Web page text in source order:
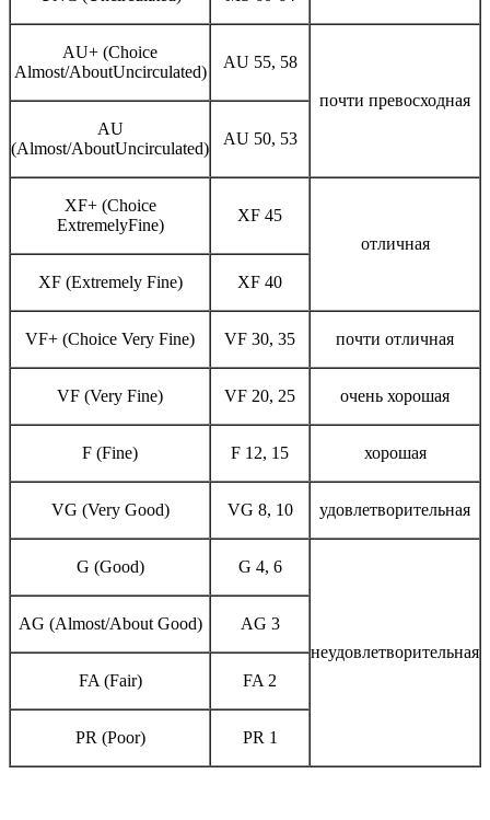
AU+ (Choice
Almost/AboutUncirculated)
AU 55, 58
почти превосходная
AU
(Almost/AboutUncirculated)
AU 50, 53
XF+ (Choice
ExtremelyFine)
XF 45
отличная
XF (Extremely Fine) XF 40
VF+ (Choice Very Fine) VF 30, 35 почти отличная
VF (Very Fine) VF 20, 25 очень хорошая
F (Fine) F 12, 15 хорошая
VG (Very Good) VG 8, 10 удовлетворительная
G (Good) G 4, 6
неудовлетворительная
AG (Almost/About Good) AG 3
FA (Fair) FA 2
PR (Poor) PR 1